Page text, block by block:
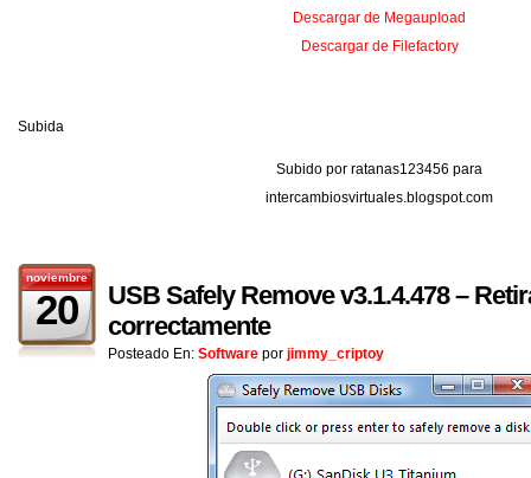
Descargar de Megaupload
Descargar de Filefactory
Subida
Subido por ratanas123456 para
intercambiosvirtuales.blogspot.com
noviembre
20
USB Safely Remove v3.1.4.478 –
correctamente
Posteado En: Software por jimmy_criptoy